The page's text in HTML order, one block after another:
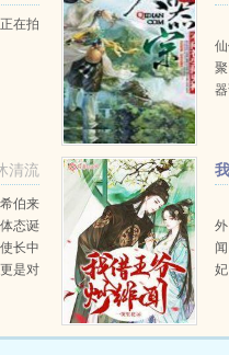
在拍
清流
伯来
态诞
长中
是对
狱的